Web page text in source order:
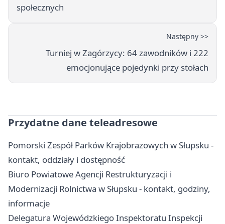
społecznych
Następny >>
Turniej w Zagórzycy: 64 zawodników i 222
emocjonujące pojedynki przy stołach
Przydatne dane teleadresowe
Pomorski Zespół Parków Krajobrazowych w Słupsku -
kontakt, oddziały i dostępność
Biuro Powiatowe Agencji Restrukturyzacji i
Modernizacji Rolnictwa w Słupsku - kontakt, godziny,
informacje
Delegatura Wojewódzkiego Inspektoratu Inspekcji